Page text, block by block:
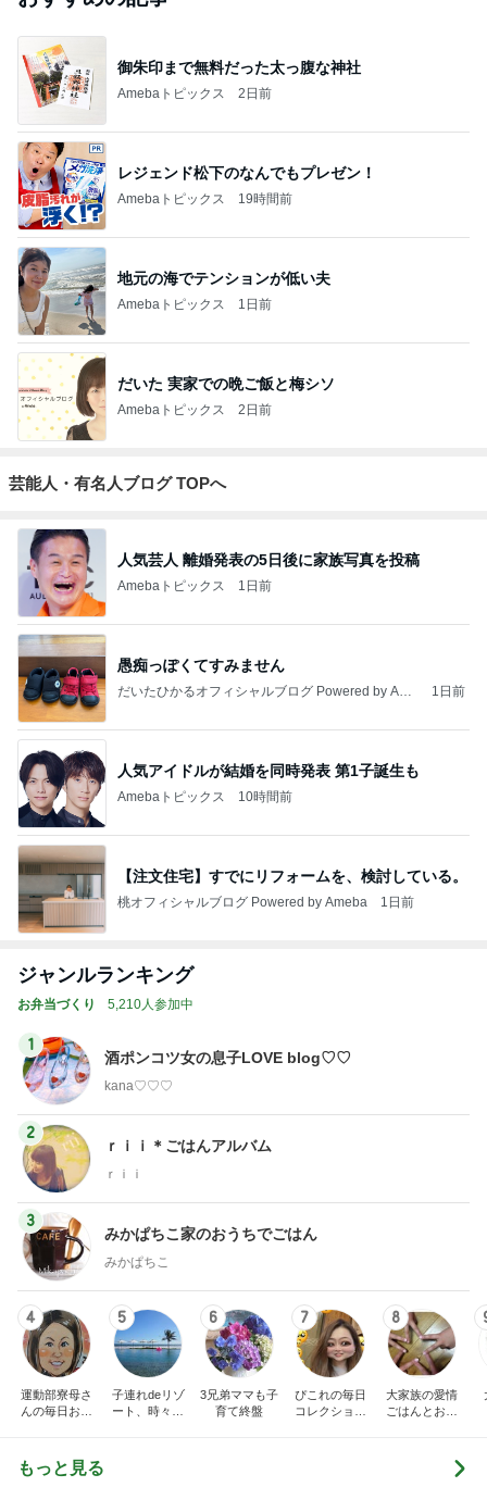
御朱印まで無料だった太っ腹な神社
Amebaトピックス 2日前
レジェンド松下のなんでもプレゼン！
Amebaトピックス 19時間前
地元の海でテンションが低い夫
Amebaトピックス 1日前
だいた 実家での晩ご飯と梅シソ
Amebaトピックス 2日前
芸能人・有名人ブログ TOPへ
人気芸人 離婚発表の5日後に家族写真を投稿
Amebaトピックス 1日前
愚痴っぽくてすみません
だいたひかるオフィシャルブログ Powered by Ame
1日前
人気アイドルが結婚を同時発表 第1子誕生も
Amebaトピックス 10時間前
【注文住宅】すでにリフォームを、検討している。
桃オフィシャルブログ Powered by Ameba 1日前
ジャンルランキング
お弁当づくり 5,210人参加中
1
酒ポンコツ女の息子LOVE blog♡♡
kana♡♡♡
2
ｒｉｉ＊ごはんアルバム
ｒｉｉ
3
みかぱちこ家のおうちでごはん
みかぱちこ
4
運動部寮母さ
んの毎日お弁
5
子連れdeリゾ
ート、時々キ
6
3兄弟ママも子
育て終盤
7
ぴこれの毎日
コレクション
8
大家族の愛情
ごはんとお弁
もっと見る